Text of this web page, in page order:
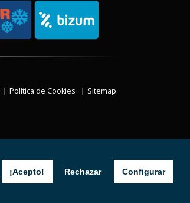
¡Acepto! Rechazar Configurar
Política de Cookies Sitemap